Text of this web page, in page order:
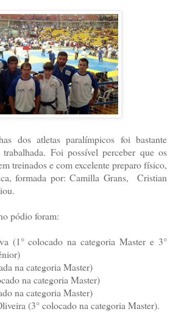
dos atletas paralímpicos foi bastante
Foi possível perceber que os
treinados e com excelente preparo físico,
formada por: Camilla Grans, Cristian
pódio foram:
(1° colocado na categoria Master e 3°
na categoria Master)
na categoria Master)
na categoria Master)
(3° colocado na categoria Master).